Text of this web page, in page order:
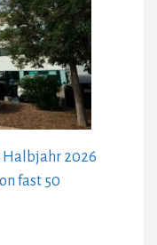
Halbjahr 2026
fast 50